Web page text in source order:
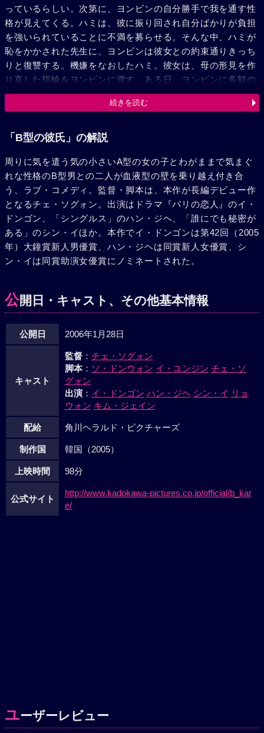
っているらしい。次第に、ヨンビンの自分勝手で我を通す性
格が見えてくる。ハミは、彼に振り回され自分ばかりが負担
を強いられていることに不満を募らせる。そんな中、ハミが
恥をかかされた先生に、ヨンビンは彼女との約束通りきっち
りと復讐する。機嫌をなおしたハミ。彼女は、母の形見を作
り直した指輪をヨンビンに渡す。ある日、ヨンビンに多額の
借金があることがわかる。ヨンビンの先輩・ギョンジュン
は、借金を肩代わりにするのと引き換えにハミと別れるよう
は、借金の肩代わりを選択する。さらに、ヨンビンはギョン
につけているとヨンビンがハミに見せると、それはメッキの
指輪だった。ハミは、ヨンビンと別れることを決心。その後
チェヨンから、ヨンビンを警戒した彼女が指輪をメッキのも
のと摩り替えていたことを聞かされる。そしてヨンビンはイ
ンターネットに、これまでの行動を詫び、素直な心情をのせ
た映像を流す。苦手なバスに乗り込みハミを追ってきたヨン
ビン。二人は血液型の壁を乗り越え、再び付き合う。
続きを読む
「B型の彼氏」の解説
周りに気を遣う気の小さいA型の女の子とわがままで気まぐ
れな性格のB型男との二人が血液型の壁を乗り越え付き合
う、ラブ・コメディ。監督・脚本は、本作が長編デビュー作
となるチェ・ソグォン。出演はドラマ『パリの恋人』のイ・
ドンゴン、「シングルス」のハン・ジヘ、「誰にでも秘密が
ある」のシン・イほか。本作でイ・ドンゴンは第42回（2005
年）大鐘賞新人男優賞、ハン・ジヘは同賞新人女優賞、シ
ン・イは同賞助演女優賞にノミネートされた。
公開日・キャスト、その他基本情報
公開日 2006年1月28日
キャスト
監督： チェ・ソグォン
脚本： ソ・ドンウォン イ・ユンジン チェ・ソ
グォン
出演： イ・ドンゴン ハン・ジヘ シン・イ リョ
ウォン キム・ジェイン
配給 角川ヘラルド・ピクチャーズ
制作国 韓国（2005）
上映時間 98分
公式サイト
http://www.kadokawa-pictures.co.jp/official/b_kar
e/
ユーザーレビュー